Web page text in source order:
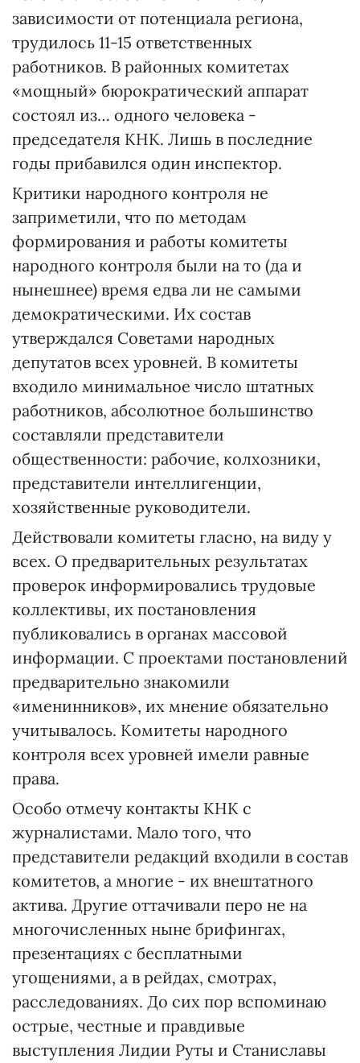
зависимости от потенциала региона,
трудилось 11-15 ответственных
работников. В районных комитетах
«мощный» бюрократический аппарат
состоял из… одного человека -
председателя КНК. Лишь в последние
годы прибавился один инспектор.
Критики народного контроля не
заприметили, что по методам
формирования и работы комитеты
народного контроля были на то (да и
нынешнее) время едва ли не самыми
демократическими. Их состав
утверждался Советами народных
депутатов всех уровней. В комитеты
входило минимальное число штатных
работников, абсолютное большинство
составляли представители
общественности: рабочие, колхозники,
представители интеллигенции,
хозяйственные руководители.
Действовали комитеты гласно, на виду у
всех. О предварительных результатах
проверок информировались трудовые
коллективы, их постановления
публиковались в органах массовой
информации. С проектами постановлений
предварительно знакомили
«именинников», их мнение обязательно
учитывалось. Комитеты народного
контроля всех уровней имели равные
права.
Особо отмечу контакты КНК с
журналистами. Мало того, что
представители редакций входили в состав
комитетов, а многие - их внештатного
актива. Другие оттачивали перо не на
многочисленных ныне брифингах,
презентациях с бесплатными
угощениями, а в рейдах, смотрах,
расследованиях. До сих пор вспоминаю
острые, честные и правдивые
выступления Лидии Руты и Станиславы